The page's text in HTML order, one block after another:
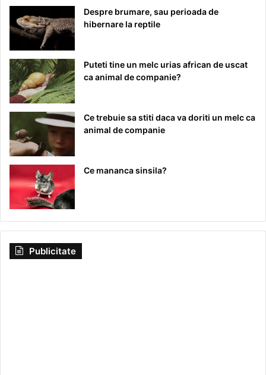
Despre brumare, sau perioada de
hibernare la reptile
Puteti tine un melc urias african de uscat
ca animal de companie?
Ce trebuie sa stiti daca va doriti un melc ca
animal de companie
Ce mananca sinsila?
Publicitate